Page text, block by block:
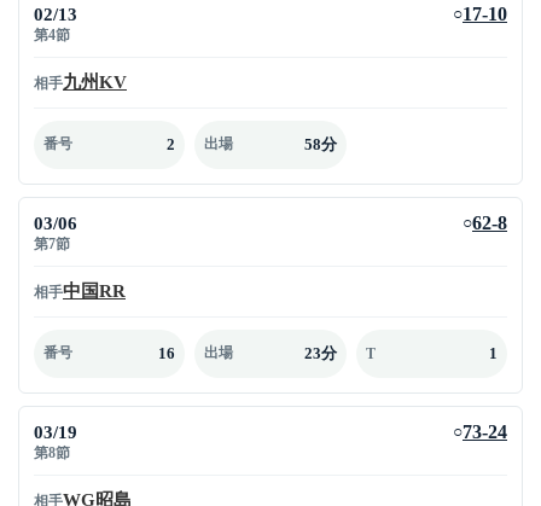
02/13
第4節
○17-10
相手九州KV
番号 2 出場 58分
03/06
第7節
○62-8
相手中国RR
番号 16 出場 23分 T 1
03/19
第8節
○73-24
相手WG昭島